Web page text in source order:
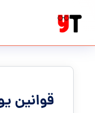
قوانین